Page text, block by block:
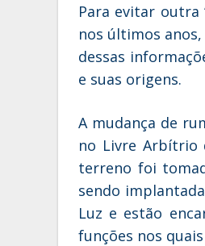
Para evitar outra
nos últimos
dessas
e suas origens.
A mudança de
no Livre Arbítrio
terreno foi
sendo
Luz e estão
funções nos